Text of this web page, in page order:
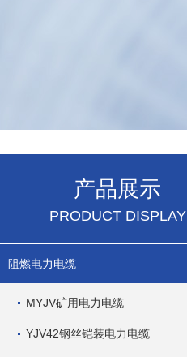
产品展示
PRODUCT DISPLAY
阻燃电力电缆
MYJV矿用电力电缆
YJV42钢丝铠装电力电缆